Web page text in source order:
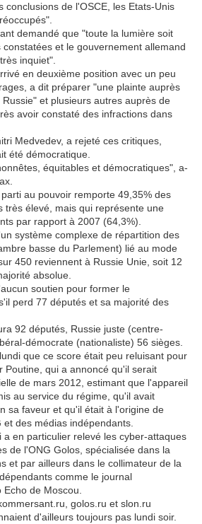
conclusions de l'OSCE, les Etats-Unis
demandé que "toute la lumière soit
et le gouvernement allemand
inquiet".
en deuxième position avec un peu
a dit préparer "une plainte auprès
et plusieurs autres auprès de
avoir constaté des infractions dans
Medvedev, a rejeté ces critiques,
été démocratique.
équitables et démocratiques", a-
au pouvoir remporte 49,35% des
très élevé, mais qui représente une
par rapport à 2007 (64,3%).
système complexe de répartition des
basse du Parlement) lié au mode
450 reviennent à Russie Unie, soit 12
absolue.
soutien pour former le
perd 77 députés et sa majorité des
92 députés, Russie juste (centre-
démocrate (nationaliste) 56 sièges.
que ce score était peu reluisant pour
Poutine, qui a annoncé qu'il serait
de mars 2012, estimant que l'appareil
au service du régime, qu'il avait
sa faveur et qu'il était à l'origine de
des médias indépendants.
a en particulier relevé les cyber-attaques
de l'ONG Golos, spécialisée dans la
et par ailleurs dans le collimateur de la
comme le journal
de Moscou.
golos.ru et slon.ru
d'ailleurs toujours pas lundi soir.